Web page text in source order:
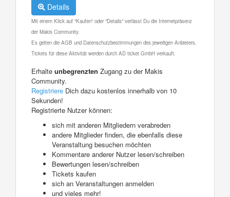
Details
Mit einem Klick auf "Kaufen" oder "Details" verlässt Du die Internetpräsenz
der Makis Community.
Es gelten die AGB und Datenschutzbestimmungen des jeweiligen Anbieters.
Tickets für diese Aktivität werden durch AD ticket GmbH verkauft.
Erhalte unbegrenzten Zugang zu der Makis
Community.
Registriere Dich dazu kostenlos innerhalb von 10
Sekunden!
Registrierte Nutzer können:
sich mit anderen Mitgliedern verabreden
andere Mitglieder finden, die ebenfalls diese
Veranstaltung besuchen möchten
Kommentare anderer Nutzer lesen/schreiben
Bewertungen lesen/schreiben
Tickets kaufen
sich an Veranstaltungen anmelden
und vieles mehr!